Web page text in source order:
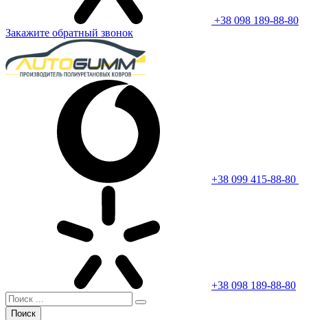
+38 098 189-88-80
Закажите обратный звонок
+38 099 415-88-80
+38 098 189-88-80
Поиск